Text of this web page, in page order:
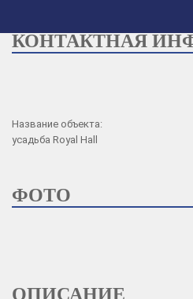
Сменить фото Вашей обложки
КОНТАКТНАЯ
Название объекта:
усадьба Royal Hall
ФОТО
ОПИСАНИЕ